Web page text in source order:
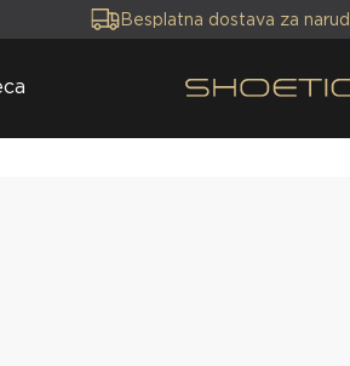
Besplatna dostava za